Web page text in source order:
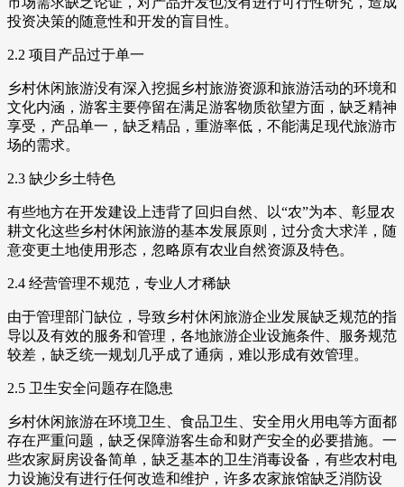
投资决策的随意性和开发的盲目性。
2.2 项目产品过于单一
乡村休闲旅游没有深入挖掘乡村旅游资源和旅游活动的环境和
文化内涵，游客主要停留在满足游客物质欲望方面，缺乏精神
享受，产品单一，缺乏精品，重游率低，不能满足现代旅游市
场的需求。
2.3 缺少乡土特色
有些地方在开发建设上违背了回归自然、以“农”为本、彰显农
耕文化这些乡村休闲旅游的基本发展原则，过分贪大求洋，随
意变更土地使用形态，忽略原有农业自然资源及特色。
2.4 经营管理不规范，专业人才稀缺
由于管理部门缺位，导致乡村休闲旅游企业发展缺乏规范的指
导以及有效的服务和管理，各地旅游企业设施条件、服务规范
较差，缺乏统一规划几乎成了通病，难以形成有效管理。
2.5 卫生安全问题存在隐患
乡村休闲旅游在环境卫生、食品卫生、安全用火用电等方面都
存在严重问题，缺乏保障游客生命和财产安全的必要措施。一
些农家厨房设备简单，缺乏基本的卫生消毒设备，有些农村电
力设施没有进行任何改造和维护，许多农家旅馆缺乏消防设